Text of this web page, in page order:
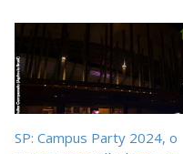
SP: Campus Party 2024, o